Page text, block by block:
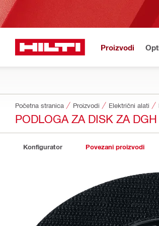
Proizvodi
Početna stranica Proizvodi Električni alati
PODLOGA ZA DISK ZA
Konfigurator Povezani proizvodi